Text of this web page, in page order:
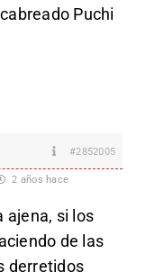
Puchi
#2852005
2 años hace
ajena, si los
de las
derretidos